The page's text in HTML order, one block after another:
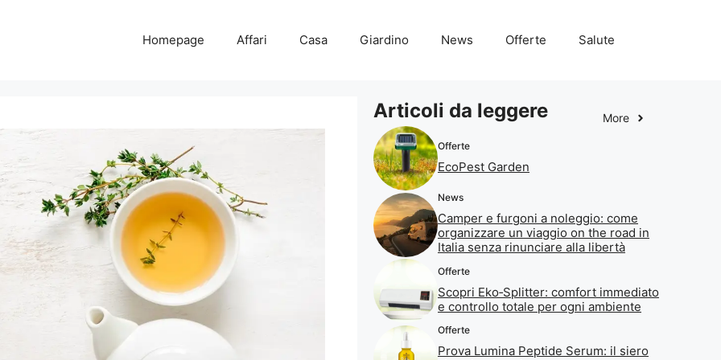
Homepage Affari Casa Giardino News Offerte Salute
Articoli da leggere More
Offerte
EcoPest Garden
News
Camper e furgoni a noleggio: come
organizzare un viaggio on the road in
Italia senza rinunciare alla libertà
Offerte
Scopri Eko‑Splitter: comfort immediato
e controllo totale per ogni ambiente
Offerte
Prova Lumina Peptide Serum: il siero